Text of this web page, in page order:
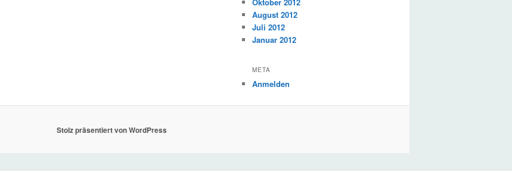
Oktober 2012
August 2012
Juli 2012
Januar 2012
META
Anmelden
Stolz präsentiert von WordPress